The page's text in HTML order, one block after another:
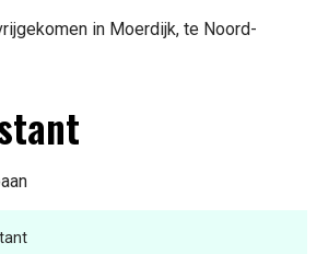
in Moerdijk, te Noord-